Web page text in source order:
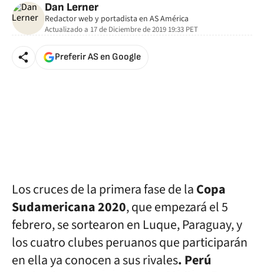
Dan Lerner
Redactor web y portadista en AS América
Actualizado a 17 de Diciembre de 2019 19:33 PET
Preferir AS en Google
Los cruces de la primera fase de laCopa
Sudamericana 2020, que empezará el 5
febrero, se sortearon en Luque, Paraguay, y
los cuatro clubes peruanos que participarán
en ella ya conocen a sus rivales. Perú